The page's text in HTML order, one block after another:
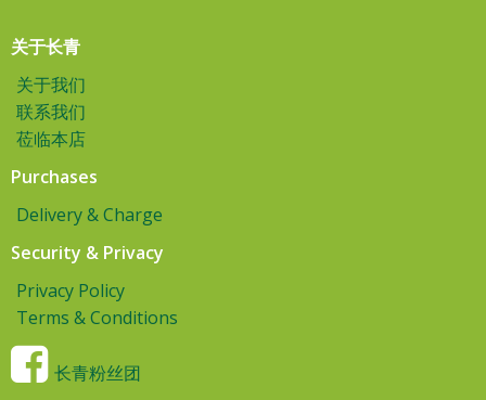
关于长青
关于我们
联系我们
莅临本店
Purchases
Delivery & Charge
Security & Privacy
Privacy Policy
Terms & Conditions
长青粉丝团